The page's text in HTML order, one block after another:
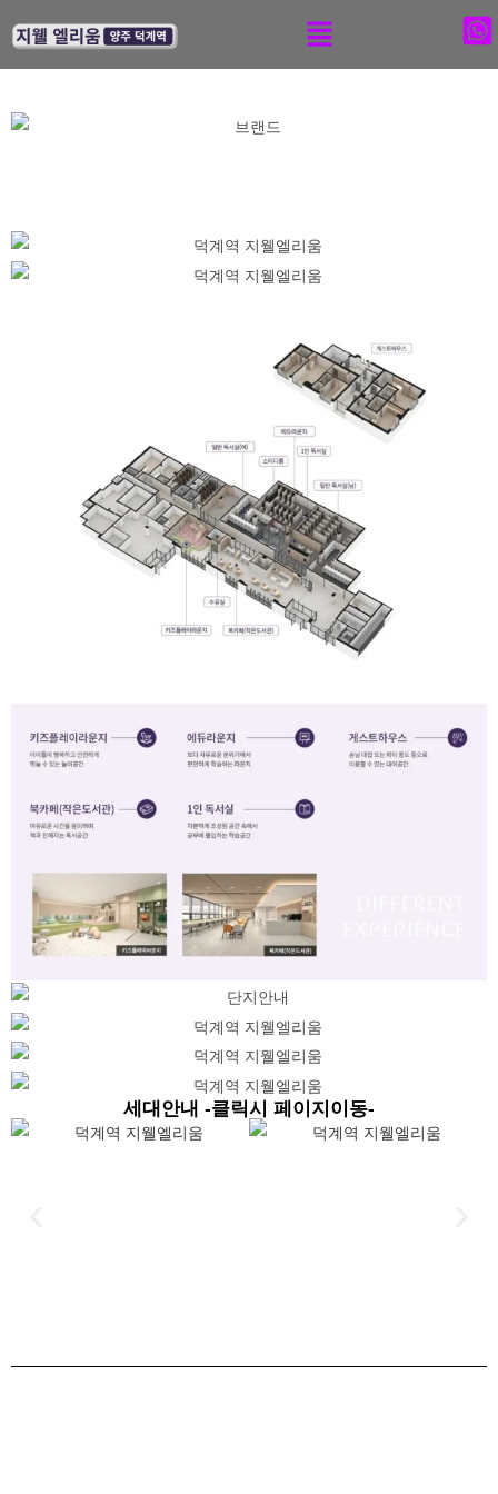
세대안내 -클릭시 페이지이동-